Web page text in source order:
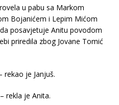
u pabu sa Markom
Bojanićem i Lepim Mićom
posavjetuje Anitu povodom
priredila zbog Jovane Tomić
rekao je Janjuš.
rekla je Anita.